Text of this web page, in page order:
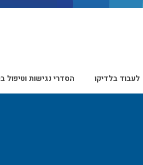
לעבוד בלדיקו הסדרי נגישות וטיפול